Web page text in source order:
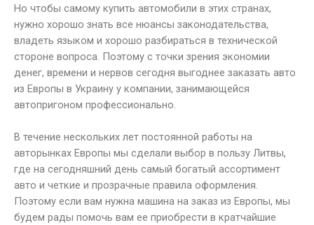
Но чтобы самому купить автомобили в этих странах,
нужно хорошо знать все нюансы законодательства,
владеть языком и хорошо разбираться в технической
стороне вопроса. Поэтому с точки зрения экономии
денег, времени и нервов сегодня выгоднее заказать авто
из Европы в Украину у компании, занимающейся
автопригоном профессионально.
В течение нескольких лет постоянной работы на
авторынках Европы мы сделали выбор в пользу Литвы,
где на сегодняшний день самый богатый ассортимент
авто и четкие и прозрачные правила оформления.
Поэтому если вам нужна машина на заказ из Европы, мы
будем рады помочь вам ее приобрести в кратчайшие